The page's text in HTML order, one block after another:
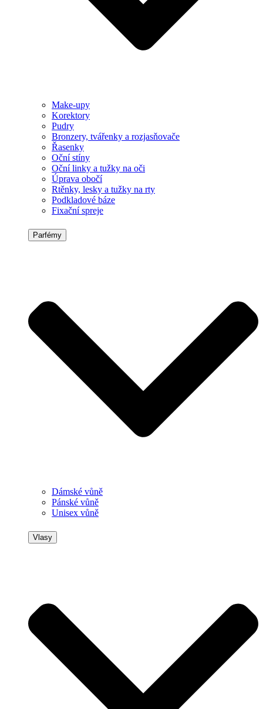
Make-upy
Korektory
Pudry
Bronzery, tvářenky a rozjasňovače
Řasenky
Oční stíny
Oční linky a tužky na oči
Úprava obočí
Rtěnky, lesky a tužky na rty
Podkladové báze
Fixační spreje
Parfémy
Dámské vůně
Pánské vůně
Unisex vůně
Vlasy